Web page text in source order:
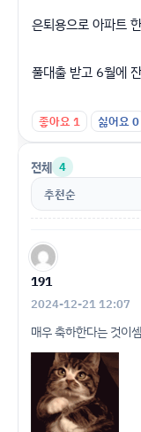
은퇴용으로 아파트
풀대출 받고 6월에
좋아요1 싫어요0
전체 4
191
2024-12-21 12:07
매우 축하한다는 것이